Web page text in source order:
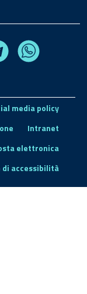
TelegramWhatsapp
media policy
Intranet
elettronica
di accessibilità